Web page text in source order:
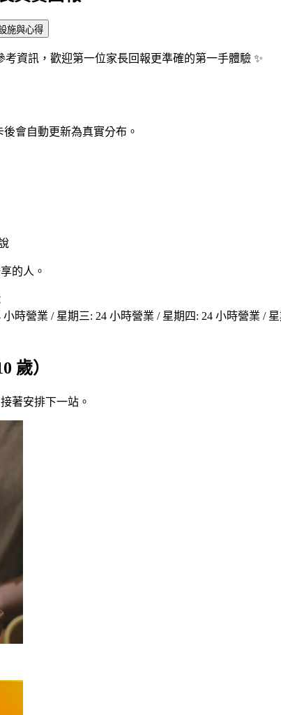
施與心得
資訊，歡迎第一位家長回報更準確的第一手體驗 ✨
會自動更新為真實分布。
的人。
時營業 / 星期三: 24 小時營業 / 星期四: 24 小時營業 /
歲）
著安排下一站。